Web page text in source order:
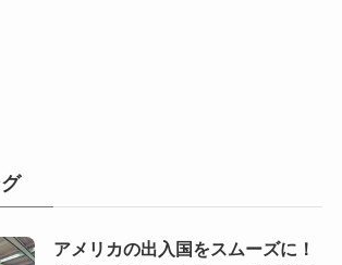
アメリカの出入国をスムーズに！